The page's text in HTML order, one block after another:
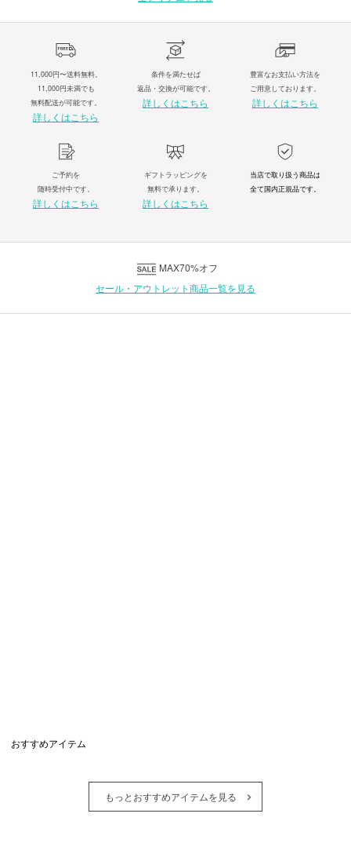
11,000円〜送料無料。
11,000円未満でも
無料配送が可能です。
詳しくはこちら
条件を満たせば
返品・交換が可能です。
詳しくはこちら
豊富なお支払い方法を
ご用意しております。
詳しくはこちら
ご予約を
随時受付中です。
詳しくはこちら
ギフトラッピングを
無料で承ります。
詳しくはこちら
当店で取り扱う商品は
全て国内正規品です。
MAX70%オフ
セール・アウトレット商品一覧を見る
おすすめアイテム
もっとおすすめアイテムを見る